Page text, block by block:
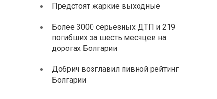
Предстоят жаркие выходные
Более 3000 серьезных ДТП и 219
погибших за шесть месяцев на
дорогах Болгарии
Добрич возглавил пивной рейтинг
Болгарии